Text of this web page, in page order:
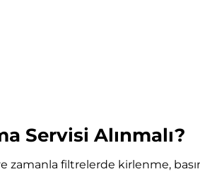
Servisi Alınmalı?
zamanla filtrelerde kirlenme,